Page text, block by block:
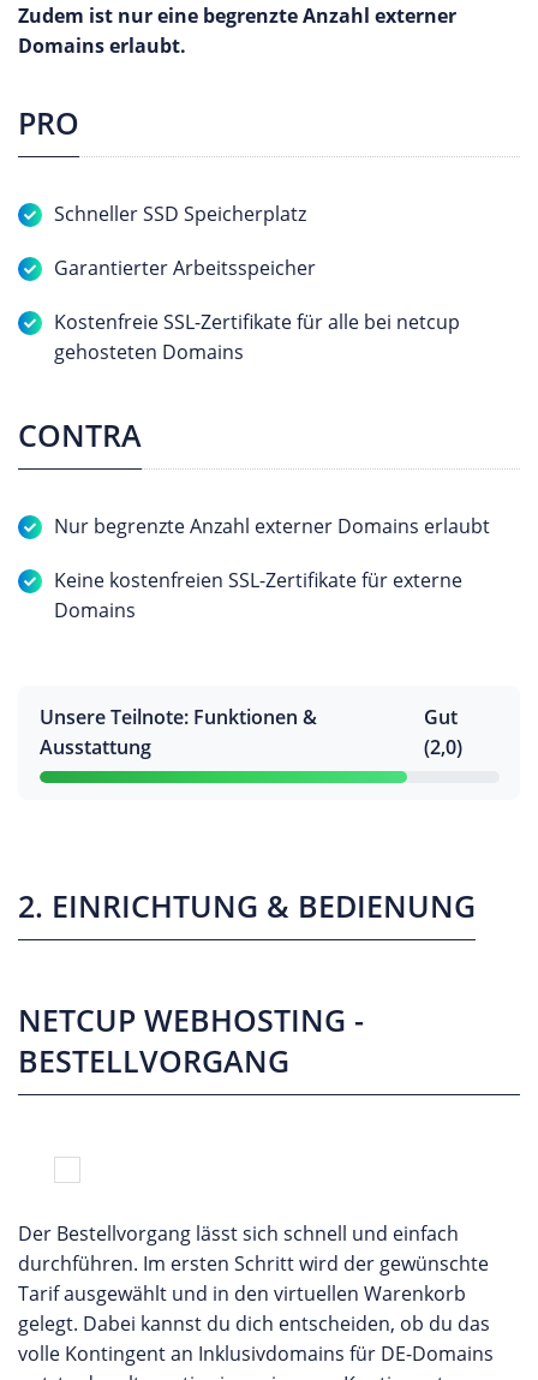
Zudem ist nur eine begrenzte Anzahl externer
Domains erlaubt.
PRO
Schneller SSD Speicherplatz
Garantierter Arbeitsspeicher
Kostenfreie SSL-Zertifikate für alle bei netcup
gehosteten Domains
CONTRA
Nur begrenzte Anzahl externer Domains erlaubt
Keine kostenfreien SSL-Zertifikate für externe
Domains
Unsere Teilnote: Funktionen &
Ausstattung
Gut
(2,0)
2. EINRICHTUNG & BEDIENUNG
NETCUP WEBHOSTING -
BESTELLVORGANG
Der Bestellvorgang lässt sich schnell und einfach
durchführen. Im ersten Schritt wird der gewünschte
Tarif ausgewählt und in den virtuellen Warenkorb
gelegt. Dabei kannst du dich entscheiden, ob du das
volle Kontingent an Inklusivdomains für DE-Domains